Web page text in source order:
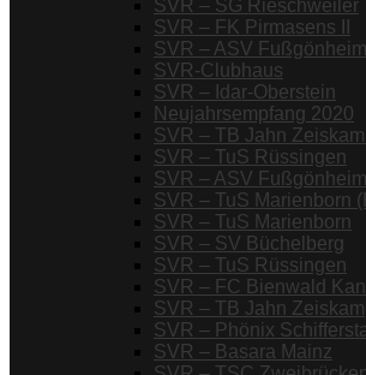
SVR – SG Rieschweiler
SVR – FK Pirmasens II
SVR – ASV Fußgönheim
SVR-Clubhaus
SVR – Idar-Oberstein
Neujahrsempfang 2020
SVR – TB Jahn
SVR – TuS Rüssingen
SVR – ASV Fußgönheim
SVR – TuS Marienborn
SVR – TuS Marienborn
SVR – SV Büchelberg
SVR – TuS Rüssingen
SVR – FC Bienwald
SVR – TB Jahn Zeiskam
SVR – Phönix
SVR – Basara Mainz